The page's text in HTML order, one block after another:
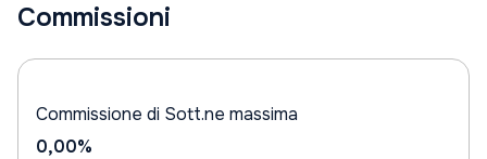
Commissioni
Commissione di Sott.ne massima
0,00%